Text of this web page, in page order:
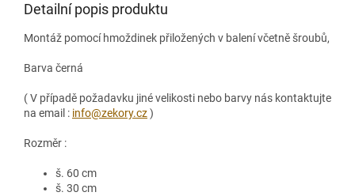
Detailní popis produktu
Montáž pomocí hmoždinek přiložených v balení včetně šroubů,
Barva černá
( V případě požadavku jiné velikosti nebo barvy nás kontaktujte
na email : info@zekory.cz)
Rozměr :
š. 60 cm
š. 30 cm